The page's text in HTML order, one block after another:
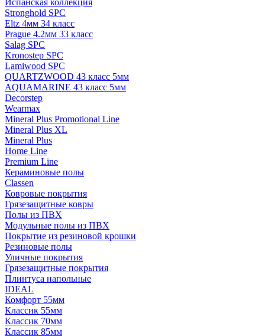
Испанская коллекция
Stronghold SPC
Eltz 4мм 34 класс
Prague 4.2мм 33 класс
Salag SPC
Kronostep SPC
Lamiwood SPC
QUARTZWOOD 43 класс 5мм
AQUAMARINE 43 класс 5мм
Decorstep
Wearmax
Mineral Plus Promotional Line
Mineral Plus XL
Mineral Plus
Home Line
Premium Line
Кераминовые полы
Classen
Ковровые покрытия
Грязезащитные ковры
Полы из ПВХ
Модульные полы из ПВХ
Покрытие из резиновой крошки
Резиновые полы
Уличные покрытия
Грязезащитные покрытия
Плинтуса напольные
IDEAL
Комфорт 55мм
Классик 55мм
Классик 70мм
Классик 85мм